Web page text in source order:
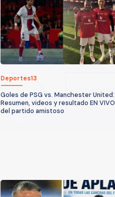
Deportes13
Goles de PSG vs. Manchester United:
Resumen, videos y resultado EN VIVO
del partido amistoso